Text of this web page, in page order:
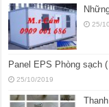
25/
Panel EPS Phòng sạch
25/10/2019